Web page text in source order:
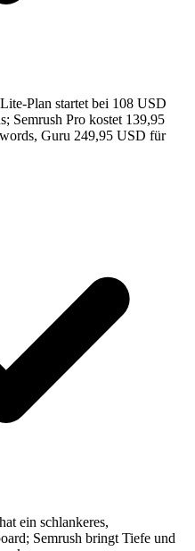
Lite-Plan startet bei 108 USD
Semrush Pro kostet 139,95
Guru 249,95 USD für
ein schlankeres,
Semrush bringt Tiefe und